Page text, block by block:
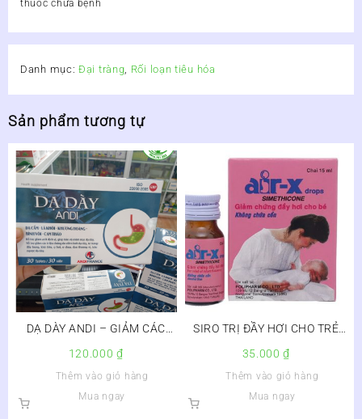
thuốc chữa bệnh
Danh mục: Đại tràng, Rối loạn tiêu hóa
Sản phẩm tương tự
DẠ DÀY ANDI – GIẢM CÁC
DẠ DÀY – Hộp 3 vỉ x 10 viên
120.000₫
Thêm vào giỏ hàng
Mua ngay
SIRO TRỊ ĐẦY HƠI CHO TRẺ
35.000₫
Thêm vào giỏ hàng
Mua ngay